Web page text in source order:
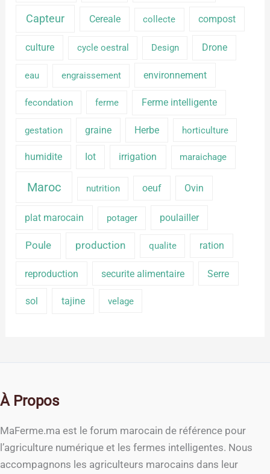
Capteur Cereale collecte compost
culture cycle oestral Design Drone
eau engraissement environnement
fecondation ferme Ferme intelligente
gestation graine Herbe horticulture
humidite Iot irrigation maraichage
Maroc nutrition oeuf Ovin
plat marocain potager poulailler
Poule production qualite ration
reproduction securite alimentaire Serre
sol tajine velage
À Propos
MaFerme.ma est le forum marocain de référence pour
l’agriculture numérique et les fermes intelligentes. Nous
accompagnons les agriculteurs marocains dans leur